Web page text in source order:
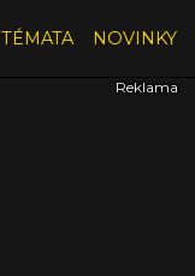
TÉMATA NOVINKY